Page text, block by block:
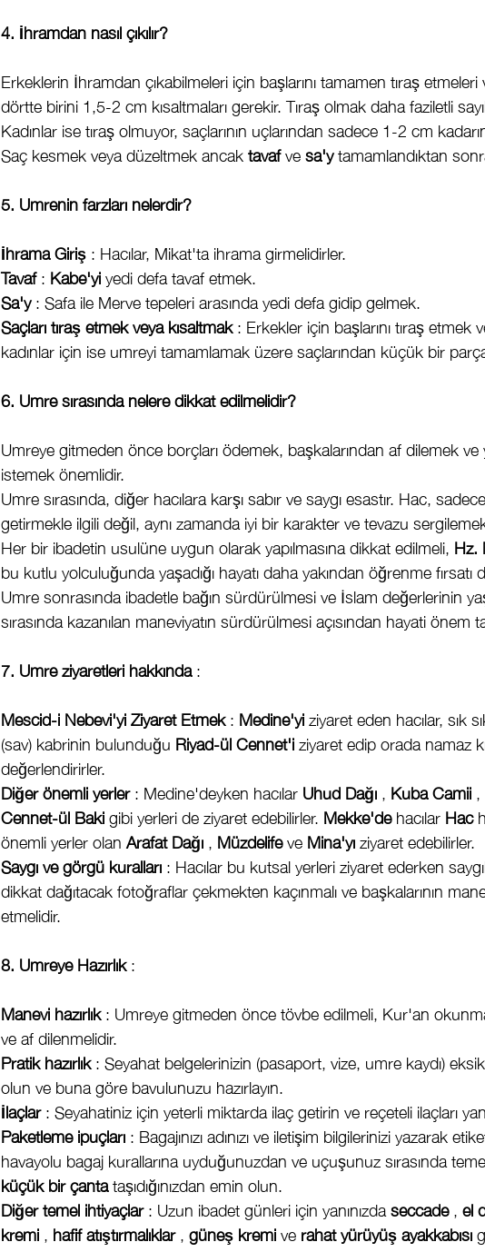
4. İhramdan nasıl çıkılır?
Erkeklerin İhramdan çıkabilmeleri için başlarını tamamen tıraş etmeleri
dörtte birini 1,5-2 cm kısaltmaları gerekir. Tıraş olmak daha faziletli
Kadınlar ise tıraş olmuyor, saçlarının uçlarından sadece 1-2 cm
Saç kesmek veya düzeltmek ancak tavaf ve sa'y tamamlandıktan
5. Umrenin farzları nelerdir?
İhrama Giriş : Hacılar, Mikat'ta ihrama girmelidirler.
Tavaf : Kabe'yi yedi defa tavaf etmek.
Sa'y : Safa ile Merve tepeleri arasında yedi defa gidip gelmek.
Saçları tıraş etmek veya kısaltmak : Erkekler için başlarını tıraş etmek
kadınlar için ise umreyi tamamlamak üzere saçlarından küçük bir
6. Umre sırasında nelere dikkat edilmelidir?
Umreye gitmeden önce borçları ödemek, başkalarından af dilemek
istemek önemlidir.
Umre sırasında, diğer hacılara karşı sabır ve saygı esastır. Hac,
getirmekle ilgili değil, aynı zamanda iyi bir karakter ve tevazu
Her bir ibadetin usulüne uygun olarak yapılmasına dikkat edilmeli, Hz.
bu kutlu yolculuğunda yaşadığı hayatı daha yakından öğrenme fırsatı
Umre sonrasında ibadetle bağın sürdürülmesi ve İslam değerlerinin
sırasında kazanılan maneviyatın sürdürülmesi açısından hayati önem
7. Umre ziyaretleri hakkında :
Mescid-i Nebevi'yi Ziyaret Etmek : Medine'yi ziyaret eden hacılar, sık
(sav) kabrinin bulunduğu Riyad-ül Cennet'i ziyaret edip orada namaz
değerlendirirler.
Diğer önemli yerler : Medine'deyken hacılar Uhud Dağı , Kuba Camii ,
Cennet-ül Baki gibi yerleri de ziyaret edebilirler. Mekke'de hacılar Hac
önemli yerler olan Arafat Dağı , Müzdelife ve Mina'yı ziyaret edebilirler.
Saygı ve görgü kuralları : Hacılar bu kutsal yerleri ziyaret ederken
dikkat dağıtacak fotoğraflar çekmekten kaçınmalı ve başkalarının
etmelidir.
8. Umreye Hazırlık :
Manevi hazırlık : Umreye gitmeden önce tövbe edilmeli, Kur'an
ve af dilenmelidir.
Pratik hazırlık : Seyahat belgelerinizin (pasaport, vize, umre kaydı)
olun ve buna göre bavulunuzu hazırlayın.
İlaçlar : Seyahatiniz için yeterli miktarda ilaç getirin ve reçeteli ilaçları
Paketleme ipuçları : Bagajınızı adınızı ve iletişim bilgilerinizi yazarak
havayolu bagaj kurallarına uyduğunuzdan ve uçuşunuz sırasında
küçük bir çanta taşıdığınızdan emin olun.
Diğer temel ihtiyaçlar : Uzun ibadet günleri için yanınızda seccade , el
kremi , hafif atıştırmalıklar , güneş kremi ve rahat yürüyüş ayakkabısı